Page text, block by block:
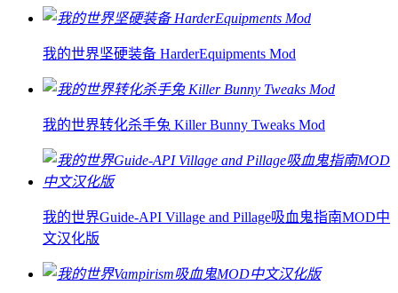
我的世界坚硬装备 HarderEquipments Mod
我的世界转化杀手兔 Killer Bunny Tweaks Mod
我的世界Guide-API Village and Pillage吸血鬼指南MOD中
文汉化版